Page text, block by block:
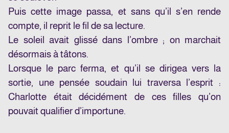
Puis cette image passa, et sans qu’il s’en rende
compte, il reprit le fil de sa lecture.
Le soleil avait glissé dans l’ombre ; on marchait
désormais à tâtons.
Lorsque le parc ferma, et qu’il se dirigea vers la
sortie, une pensée soudain lui traversa l’esprit :
Charlotte était décidément de ces filles qu’on
pouvait qualifier d’importune.